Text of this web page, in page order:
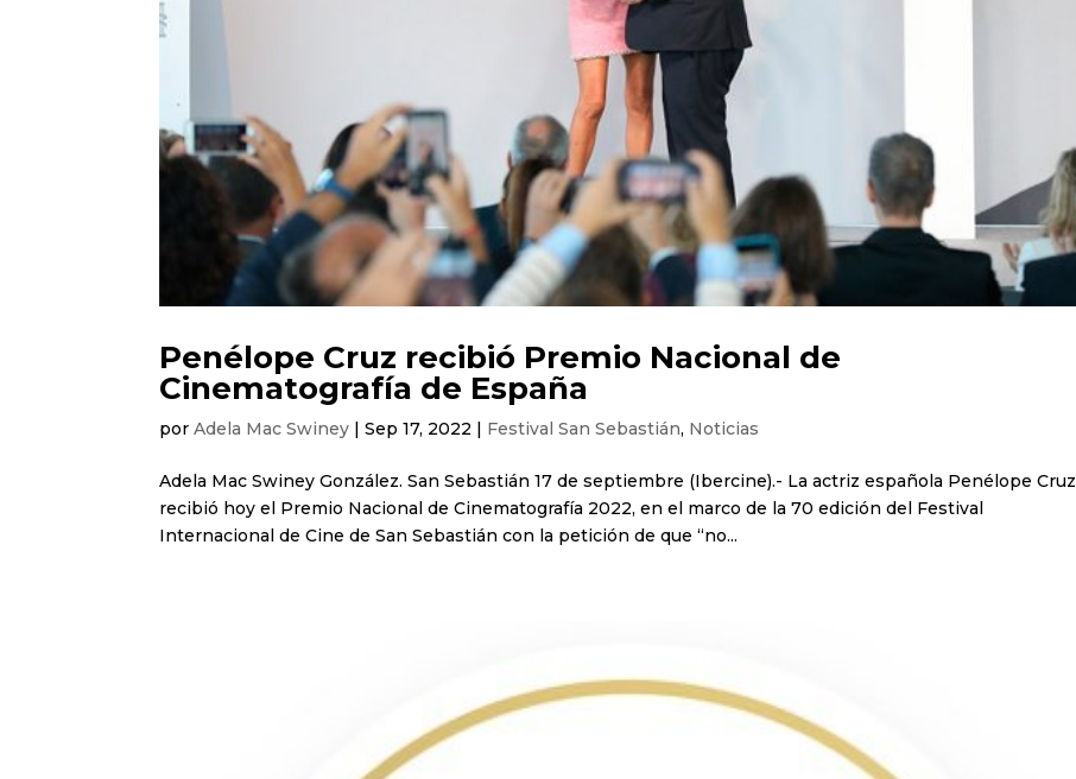
Penélope Cruz recibió Premio Nacional de
Cinematografía de España
porAdela Mac Swiney |Sep 17, 2022 | Festival San Sebastián, Noticias
Adela Mac Swiney González. San Sebastián 17 de septiembre (Ibercine).- La actriz española Penélope Cruz
recibió hoy el Premio Nacional de Cinematografía 2022, en el marco de la 70 edición del Festival
Internacional de Cine de San Sebastián con la petición de que “no...